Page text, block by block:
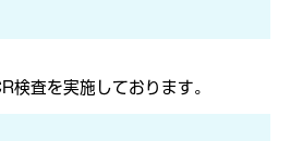
検査を実施しております。